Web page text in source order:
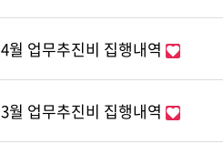
업무추진비 집행내역
업무추진비 집행내역